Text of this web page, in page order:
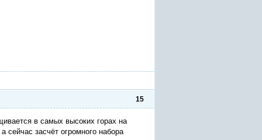
15
в самых высоких горах на
сейчас засчёт огромного набора